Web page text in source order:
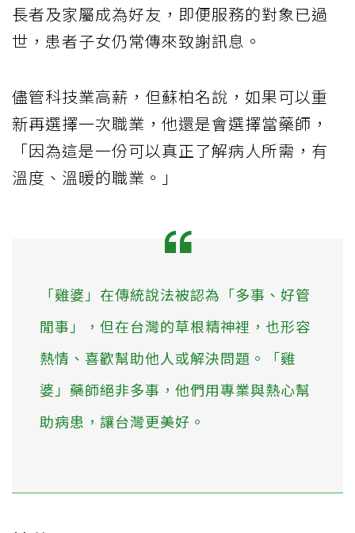
長者及家屬成為好友，即便服務的對象已過
世，患者子女仍常傳來致謝訊息。
儘管科技業高薪，但蘇柏名說，如果可以重
新再選擇一次職業，他還是會選擇當藥師，
「因為這是一份可以真正了解病人所需，有
溫度、溫暖的職業。」
「雞婆」在傳統說法被認為「多事、好管
閒事」，但在台灣的草根精神裡，也形容
熱情、喜歡幫助他人或解決問題。「雞
婆」藥師絕非多事，他們用專業與熱心幫
助病患，讓台灣更美好。